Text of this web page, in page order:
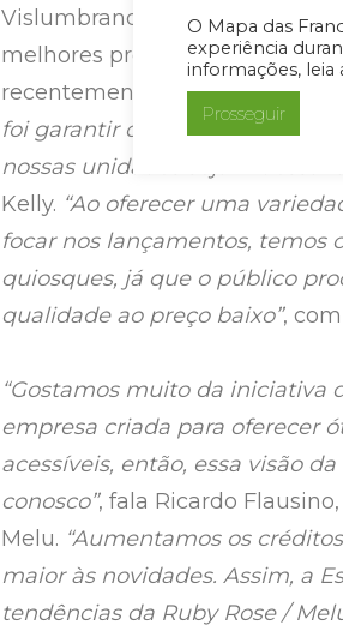
O Mapa das
experiência
informações, leia
Prosseguir
Vislumbrando esse bom
melhores produtos com preços
recentemente o escritório da
foi garantir que ao menos 70%
nossas unidades sejam dessa
Kelly. “Ao oferecer uma
focar nos lançamentos, temos
quiosques, já que o público
qualidade ao preço baixo”,
“Gostamos muito da iniciativa
empresa criada para oferecer
acessíveis, então, essa visão
conosco”, fala Ricardo
Melu. “Aumentamos os
maior às novidades. Assim, a
tendências da Ruby Rose /